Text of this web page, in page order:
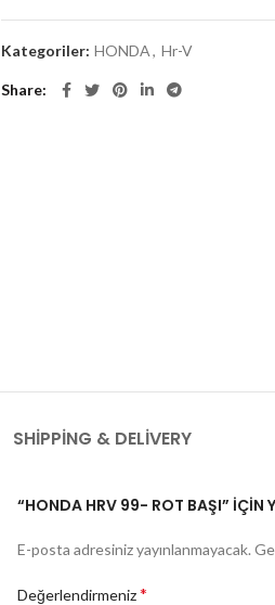
Kategoriler: HONDA, Hr-V
Share
SHIPPING & DELIVERY
“HONDA HRV 99- ROT BAŞI” IÇIN
E-posta adresiniz yayınlanmayacak.
Değerlendirmeniz*